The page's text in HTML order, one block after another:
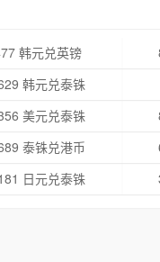
韩元兑英镑
韩元兑泰铢
美元兑泰铢
泰铢兑港币
日元兑泰铢